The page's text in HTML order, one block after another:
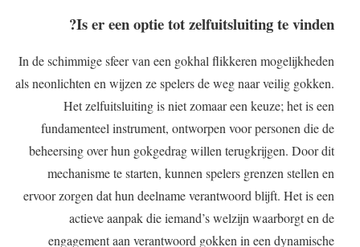
Is er een optie tot zelfuitsluiting te vinden?
In de schimmige sfeer van een gokhal flikkeren mogelijkheden
als neonlichten en wijzen ze spelers de weg naar veilig gokken.
Het zelfuitsluiting is niet zomaar een keuze; het is een
fundamenteel instrument, ontworpen voor personen die de
beheersing over hun gokgedrag willen terugkrijgen. Door dit
mechanisme te starten, kunnen spelers grenzen stellen en
ervoor zorgen dat hun deelname verantwoord blijft. Het is een
actieve aanpak die iemand’s welzijn waarborgt en de
engagement aan verantwoord gokken in een dynamische